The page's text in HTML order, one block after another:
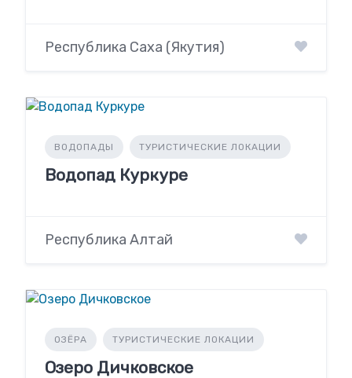
Республика Саха (Якутия)
ВОДОПАДЫ ТУРИСТИЧЕСКИЕ ЛОКАЦИИ
Водопад Куркуре
Республика Алтай
ОЗЁРА ТУРИСТИЧЕСКИЕ ЛОКАЦИИ
Озеро Дичковское